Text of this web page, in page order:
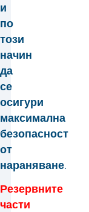
и
по
този
начин
да
се
осигури
максимална
безопасност
от
нараняване.
Резервните
части